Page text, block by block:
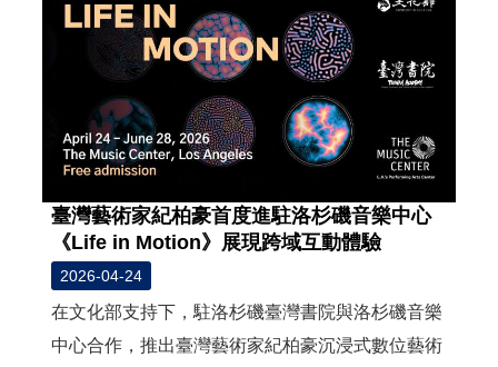
臺灣藝術家紀柏豪首度進駐洛杉磯音樂中心
《Life in Motion》展現跨域互動體驗
2026-04-24
在文化部支持下，駐洛杉磯臺灣書院與洛杉磯音樂
中心合作，推出臺灣藝術家紀柏豪沉浸式數位藝術